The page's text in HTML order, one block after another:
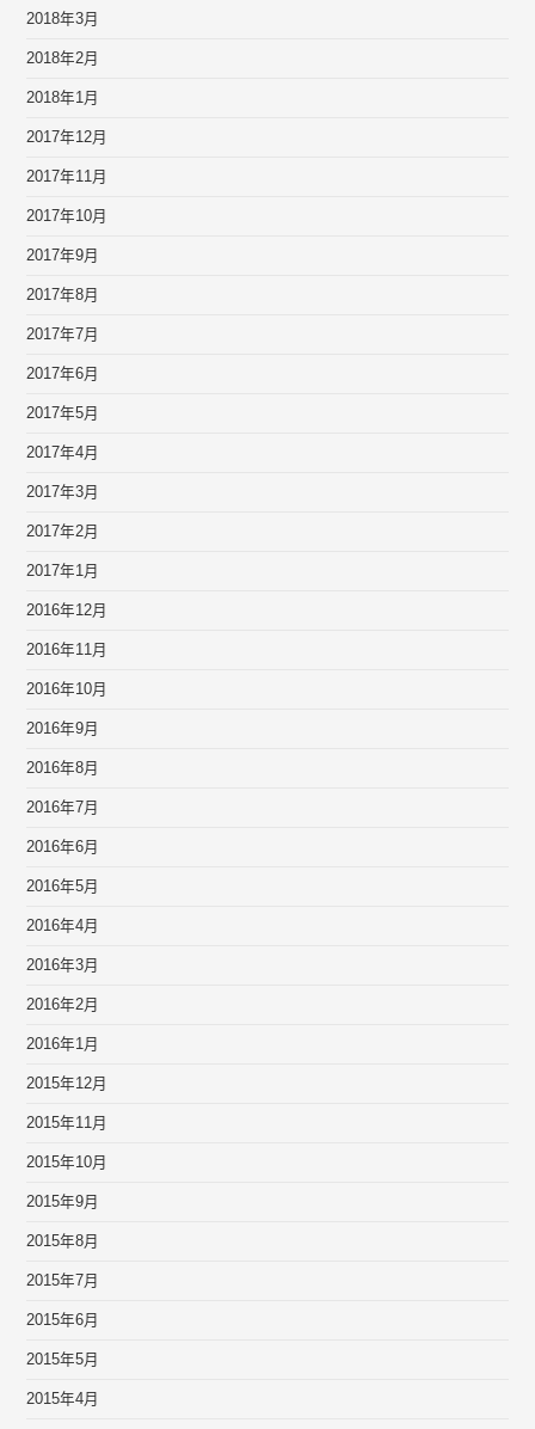
2018年3月
2018年2月
2018年1月
2017年12月
2017年11月
2017年10月
2017年9月
2017年8月
2017年7月
2017年6月
2017年5月
2017年4月
2017年3月
2017年2月
2017年1月
2016年12月
2016年11月
2016年10月
2016年9月
2016年8月
2016年7月
2016年6月
2016年5月
2016年4月
2016年3月
2016年2月
2016年1月
2015年12月
2015年11月
2015年10月
2015年9月
2015年8月
2015年7月
2015年6月
2015年5月
2015年4月